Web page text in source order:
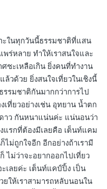
ะในทุกวันนี้ธรรมชาติที่แสน
ร่หลาย ทำให้เราสนใจและ
ซะเหลือเกิน ยิ่งคนที่ทำงาน
วด้วย ยิ่งสนใจเที่ยวในเชิงนี้
รรมชาติกันมากกว่าการไป
ที่ยวอย่างเช่น อุทยาน น้ำตก
าว กันหนาแน่นค่ะ แน่นอนว่า
แรกที่ต้องมีเลยคือ เต็นท์แคม
ไม่ถูกใจอีก อีกอย่างถ้าเรามี
ไม่ว่าจะอยากออกไปเที่ยว
เลยค่ะ เต็นท์แคป์ปิ้ง เป็น
ให้เราสามารถหลับนอนใน